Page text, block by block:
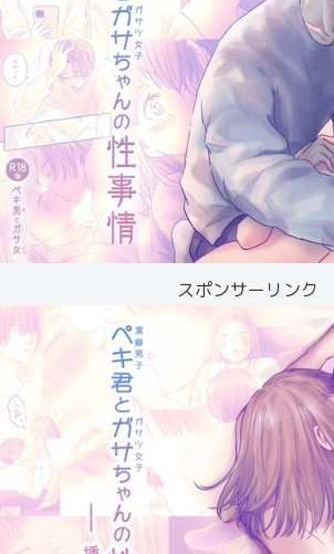
スポンサーリンク